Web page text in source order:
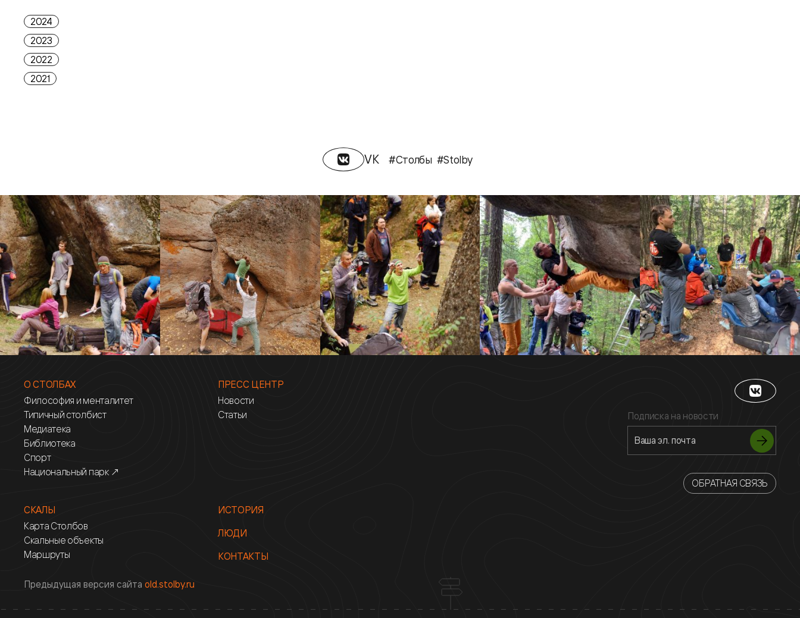
2024
2023
2022
2021
VK #Столбы #Stolby
О СТОЛБАХ
Философия и менталитет
Типичный столбист
Медиатека
Библиотека
Спорт
Национальный парк ↗
ПРЕСС ЦЕНТР
Новости
Статьи
СКАЛЫ
Карта Столбов
Скальные объекты
Маршруты
ИСТОРИЯ
ЛЮДИ
КОНТАКТЫ
Подписка на новости
ОБРАТНАЯ СВЯЗЬ
Предыдущая версия сайта old.stolby.ru